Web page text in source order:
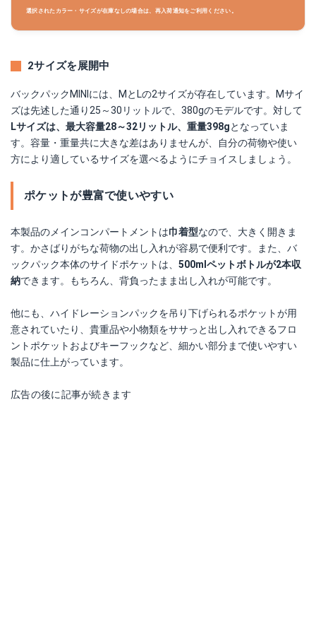
選択されたカラー・サイズが在庫なしの場合は、再入荷通知をご利用ください。
2サイズを展開中
バックパックMINIには、MとLの2サイズが存在しています。Mサイ
ズは先述した通り25～30リットルで、380gのモデルです。対して
Lサイズは、最大容量28～32リットル、重量398gとなっていま
す。容量・重量共に大きな差はありませんが、自分の荷物や使い
方により適しているサイズを選べるようにチョイスしましょう。
ポケットが豊富で使いやすい
本製品のメインコンパートメントは巾着型なので、大きく開きま
す。かさばりがちな荷物の出し入れが容易で便利です。また、バ
ックパック本体のサイドポケットは、 500mlペットボトルが2本収
納できます。もちろん、背負ったまま出し入れが可能です。
他にも、ハイドレーションパックを吊り下げられるポケットが用
意されていたり、貴重品や小物類をササっと出し入れできるフロ
ントポケットおよびキーフックなど、細かい部分まで使いやすい
製品に仕上がっています。
広告の後に記事が続きます